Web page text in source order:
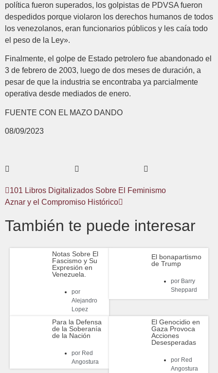
política fueron superados, los golpistas de PDVSA fueron
despedidos porque violaron los derechos humanos de todos
los venezolanos, eran funcionarios públicos y les caía todo
el peso de la Ley».
Finalmente, el golpe de Estado petrolero fue abandonado el
3 de febrero de 2003, luego de dos meses de duración, a
pesar de que la industria se encontraba ya parcialmente
operativa desde mediados de enero.
FUENTE CON EL MAZO DANDO
08/09/2023
101 Libros Digitalizados Sobre El Feminismo
Aznar y el Compromiso Histórico
También te puede interesar
Notas Sobre El
Fascismo y Su
Expresión en
Venezuela.
por
Alejandro
Lopez
El bonapartismo
de Trump
porBarry
Sheppard
Para la Defensa
de la Soberanía
de la Nación
porRed
Angostura
El Genocidio en
Gaza Provoca
Acciones
Desesperadas
porRed
Angostura